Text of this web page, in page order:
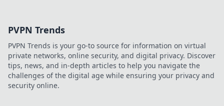
können! Tauche
jetzt ein!
PVPN Trends
PVPN Trends is your go-to source for information on virtual
private networks, online security, and digital privacy. Discover
tips, news, and in-depth articles to help you navigate the
challenges of the digital age while ensuring your privacy and
security online.